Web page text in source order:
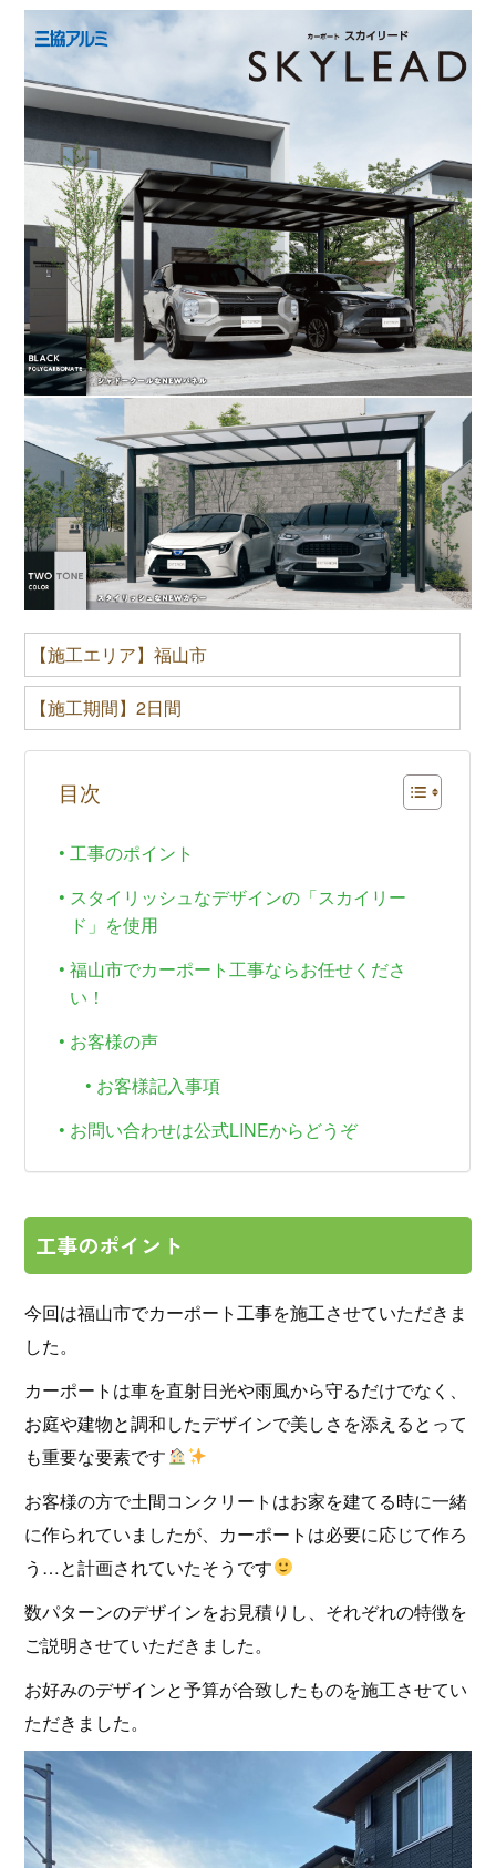
【施工エリア】福山市
【施工期間】2日間
目次
工事のポイント
スタイリッシュなデザインの「スカイリー
ド」を使用
福山市でカーポート工事ならお任せくださ
い！
お客様の声
お客様記入事項
お問い合わせは公式LINEからどうぞ
工事のポイント
今回は福山市でカーポート工事を施工させていただきま
した。
カーポートは車を直射日光や雨風から守るだけでなく、
お庭や建物と調和したデザインで美しさを添えるとって
も重要な要素です
お客様の方で土間コンクリートはお家を建てる時に一緒
に作られていましたが、カーポートは必要に応じて作ろ
う…と計画されていたそうです
数パターンのデザインをお見積りし、それぞれの特徴を
ご説明させていただきました。
お好みのデザインと予算が合致したものを施工させてい
ただきました。